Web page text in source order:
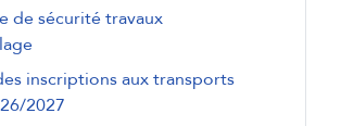
de sécurité travaux
inscriptions aux transports
2027